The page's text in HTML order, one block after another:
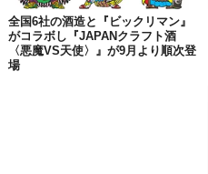
全国6社の酒造と『ビックリマン』
がコラボし『JAPANクラフト酒
〈悪魔VS天使〉』が9月より順次登
場